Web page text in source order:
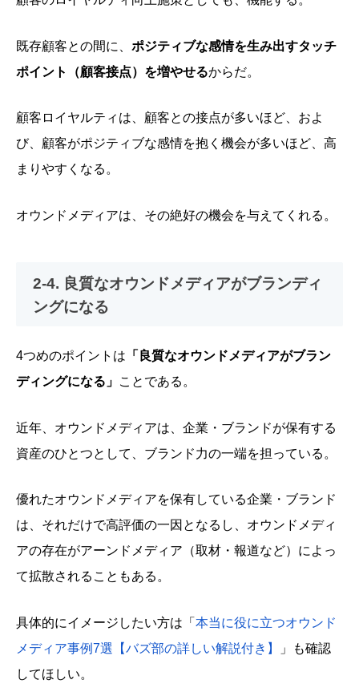
既存顧客との間に、 ポジティブな感情を生み出すタッチ
ポイント（顧客接点）を増やせるからだ。
顧客ロイヤルティは、顧客との接点が多いほど、およ
び、顧客がポジティブな感情を抱く機会が多いほど、高
まりやすくなる。
オウンドメディアは、その絶好の機会を与えてくれる。
2-4. 良質なオウンドメディアがブランディ
ングになる
4つめのポイントは 「良質なオウンドメディアがブラン
ディングになる」 ことである。
近年、オウンドメディアは、企業・ブランドが保有する
資産のひとつとして、ブランド力の一端を担っている。
優れたオウンドメディアを保有している企業・ブランド
は、それだけで高評価の一因となるし、オウンドメディ
アの存在がアーンドメディア（取材・報道など）によっ
て拡散されることもある。
具体的にイメージしたい方は「 本当に役に立つオウンド
メディア事例7選【バズ部の詳しい解説付き】
」も確認
してほしい。